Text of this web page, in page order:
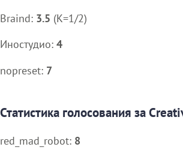
Braind: 3.5 (K=1/2)
Иностудио: 4
nopreset: 7
Статистика голосования за
red_mad_robot: 8